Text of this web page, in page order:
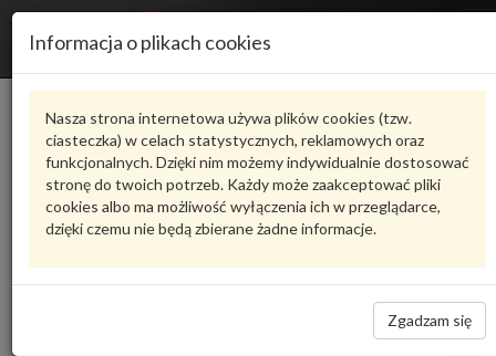
Informacja o plikach cookies
Nasza strona internetowa używa plików cookies (tzw.
ciasteczka) w celach statystycznych, reklamowych oraz
funkcjonalnych. Dzięki nim możemy indywidualnie dostosować
stronę do twoich potrzeb. Każdy może zaakceptować pliki
cookies albo ma możliwość wyłączenia ich w przeglądarce,
dzięki czemu nie będą zbierane żadne informacje.
Zgadzam się
Karta produktu
4M0816115AVAG
VAG - produkt oryginalny VW AUDI SEAT SKODA
Wymiennik ciepła 4M0816115A VAG
1 078,18 zł
Dostępność
Wrocław 0